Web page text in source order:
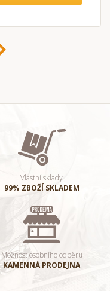
Vlastní sklady
99% ZBOŽÍ SKLADEM
Možnost osobního odběru
KAMENNÁ PRODEJNA